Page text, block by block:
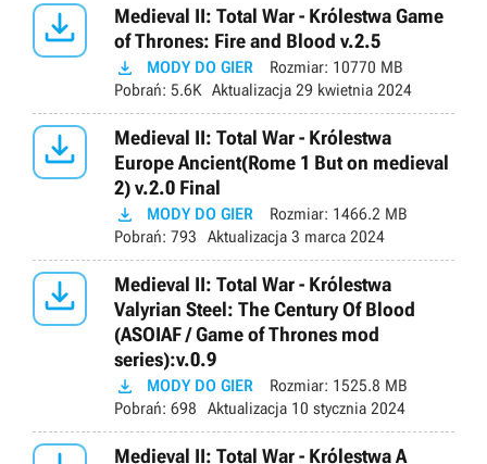

Medieval II: Total War - Królestwa Game
of Thrones: Fire and Blood v.2.5
 MODY DO GIER Rozmiar: 10770 MB
Pobrań: 5.6K Aktualizacja 29 kwietnia 2024

Medieval II: Total War - Królestwa
Europe Ancient(Rome 1 But on medieval
2) v.2.0 Final
 MODY DO GIER Rozmiar: 1466.2 MB
Pobrań: 793 Aktualizacja 3 marca 2024

Medieval II: Total War - Królestwa
Valyrian Steel: The Century Of Blood
(ASOIAF / Game of Thrones mod
series):v.0.9
 MODY DO GIER Rozmiar: 1525.8 MB
Pobrań: 698 Aktualizacja 10 stycznia 2024
Medieval II: Total War - Królestwa A